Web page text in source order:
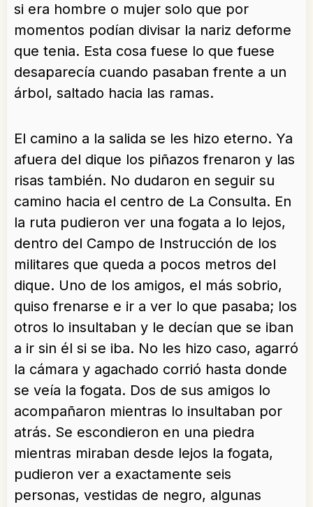
si era hombre o mujer solo que por
momentos podían divisar la nariz deforme
que tenia. Esta cosa fuese lo que fuese
desaparecía cuando pasaban frente a un
árbol, saltado hacia las ramas.
El camino a la salida se les hizo eterno. Ya
afuera del dique los piñazos frenaron y las
risas también. No dudaron en seguir su
camino hacia el centro de La Consulta. En
la ruta pudieron ver una fogata a lo lejos,
dentro del Campo de Instrucción de los
militares que queda a pocos metros del
dique. Uno de los amigos, el más sobrio,
quiso frenarse e ir a ver lo que pasaba; los
otros lo insultaban y le decían que se iban
a ir sin él si se iba. No les hizo caso, agarró
la cámara y agachado corrió hasta donde
se veía la fogata. Dos de sus amigos lo
acompañaron mientras lo insultaban por
atrás. Se escondieron en una piedra
mientras miraban desde lejos la fogata,
pudieron ver a exactamente seis
personas, vestidas de negro, algunas